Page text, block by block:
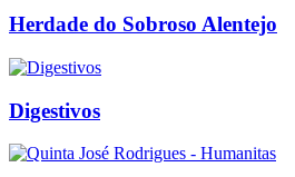
Herdade do Sobroso Alentejo
Digestivos